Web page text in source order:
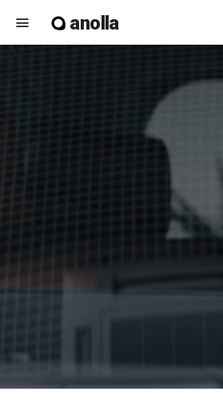
menu anolla